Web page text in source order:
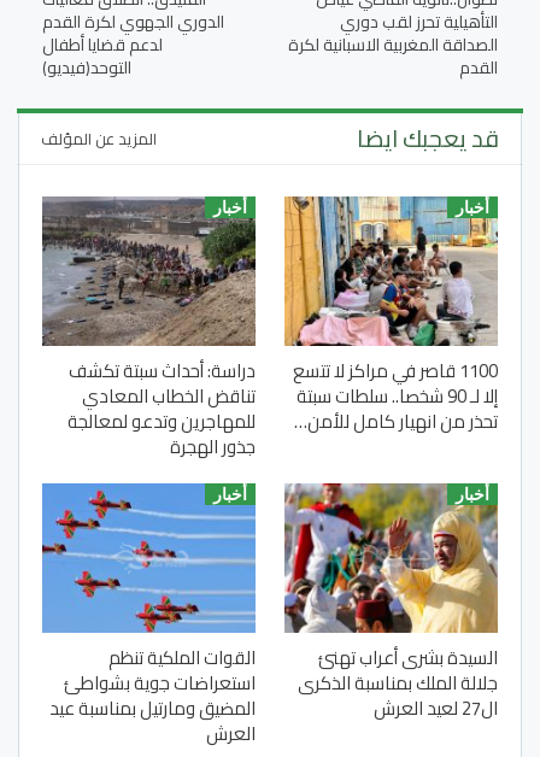
التأهيلية تحرز لقب دوري
الصداقة المغربية الاسبانية لكرة
القدم
الدوري الجهوي لكرة القدم
لدعم قضايا أطفال
التوحد(فيديو)
قد يعجبك ايضا المزيد عن المؤلف
أخبار
1100 قاصر في مراكز لا تتسع
إلا لـ 90 شخصا.. سلطات سبتة
تحذر من انهيار كامل للأمن…
أخبار
دراسة: أحداث سبتة تكشف
تناقض الخطاب المعادي
للمهاجرين وتدعو لمعالجة
جذور الهجرة
أخبار
السيدة بشرى أعراب تهنئ
جلالة الملك بمناسبة الذكرى
ال27 لعيد العرش
أخبار
القوات الملكية تنظم
استعراضات جوية بشواطئ
المضيق ومارتيل بمناسبة عيد
العرش